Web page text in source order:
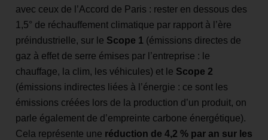
avec ceux de l’Accord de Paris : rester en dessous des
1,5° de réchauffement climatique par rapport à l’ère
préindustrielle, sur le Scope 1 (émissions directes de
gaz à effet de serre émises par l’entreprise : le
chauffage, la clim, les véhicules) et le Scope 2
(émissions indirectes liées à l’énergie : ce sont les
émissions créées lors de la production d’un produit, on
parle également de d’empreinte carbone énergétique).
Cela représente une réduction de 4,2 % par an sur les